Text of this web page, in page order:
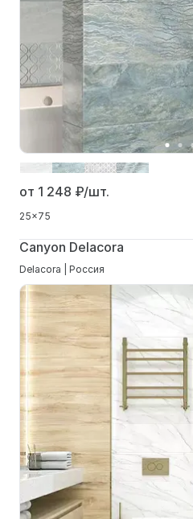
от 1 248 ₽/шт.
25x75
Canyon Delacora
Delacora | Россия